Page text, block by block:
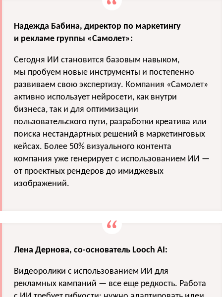
Надежда Бабина, директор по маркетингу
и рекламе группы «Самолет»:
Сегодня ИИ становится базовым навыком,
мы пробуем новые инструменты и постепенно
развиваем свою экспертизу. Компания «Самолет»
активно использует нейросети, как внутри
бизнеса, так и для оптимизации
пользовательского пути, разработки креатива или
поиска нестандартных решений в маркетинговых
кейсах. Более 50% визуального контента
компания уже генерирует с использованием ИИ —
от проектных рендеров до имиджевых
изображений.
Лена Дернова, со-основатель Looch AI:
Видеоролики с использованием ИИ для
рекламных кампаний — все еще редкость. Работа